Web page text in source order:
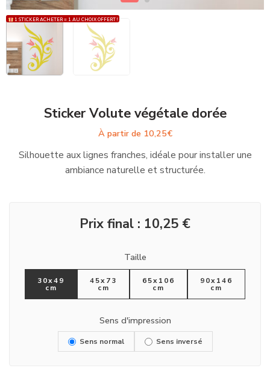
1 STICKER ACHETER = 1 AU CHOIX OFFERT !
Sticker Volute végétale dorée
À partir de 10,25€
Silhouette aux lignes franches, idéale pour installer une
ambiance naturelle et structurée.
Prix final : 10,25 €
Taille
30x49
cm
45x73
cm
65x106
cm
90x146
cm
Sens d'impression
Sens normal Sens inversé